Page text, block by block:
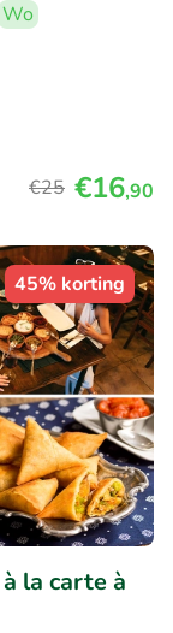
Wo
€25 €16,90
45% korting
la carte à